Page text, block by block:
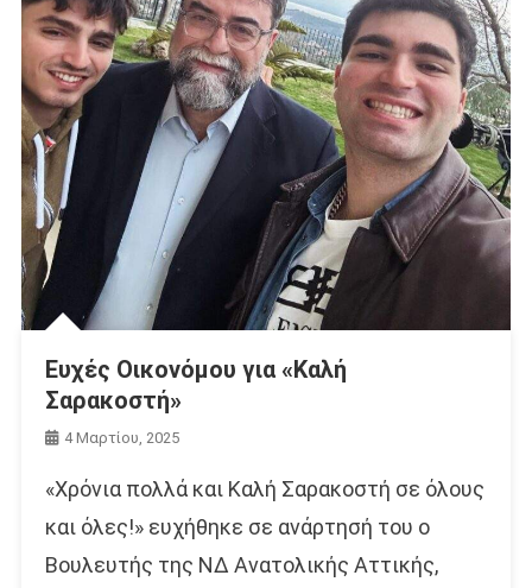
Ευχές Οικονόμου για «Καλή
Σαρακοστή»
4 Μαρτίου, 2025
«Χρόνια πολλά και Καλή Σαρακοστή σε όλους
και όλες!» ευχήθηκε σε ανάρτησή του ο
Βουλευτής της ΝΔ Ανατολικής Αττικής,